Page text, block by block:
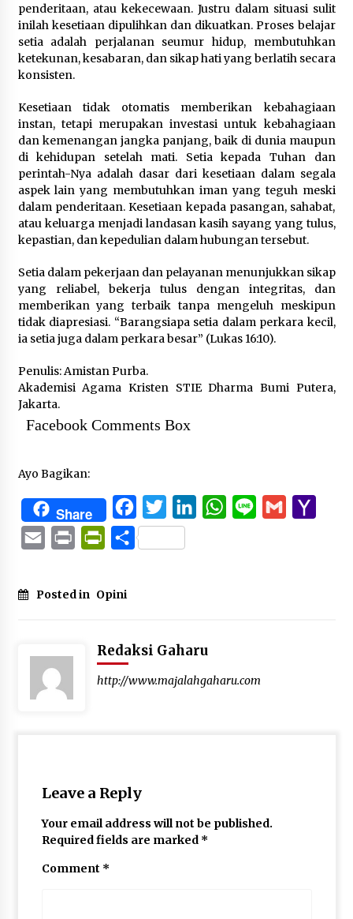
penderitaan, atau kekecewaan. Justru dalam situasi sulit
inilah kesetiaan dipulihkan dan dikuatkan. Proses belajar
setia adalah perjalanan seumur hidup, membutuhkan
ketekunan, kesabaran, dan sikap hati yang berlatih secara
konsisten.
Kesetiaan tidak otomatis memberikan kebahagiaan
instan, tetapi merupakan investasi untuk kebahagiaan
dan kemenangan jangka panjang, baik di dunia maupun
di kehidupan setelah mati. Setia kepada Tuhan dan
perintah-Nya adalah dasar dari kesetiaan dalam segala
aspek lain yang membutuhkan iman yang teguh meski
dalam penderitaan. Kesetiaan kepada pasangan, sahabat,
atau keluarga menjadi landasan kasih sayang yang tulus,
kepastian, dan kepedulian dalam hubungan tersebut.
Setia dalam pekerjaan dan pelayanan menunjukkan sikap
yang reliabel, bekerja tulus dengan integritas, dan
memberikan yang terbaik tanpa mengeluh meskipun
tidak diapresiasi. “Barangsiapa setia dalam perkara kecil,
ia setia juga dalam perkara besar” (Lukas 16:10).
Penulis: Amistan Purba.
Akademisi Agama Kristen STIE Dharma Bumi Putera,
Jakarta.
Facebook Comments Box
Ayo Bagikan:
Share FacebookTwitterLinkedInWhatsApp
Line Gmail
Email Print PrintFriendly
Share
Posted in Opini
Redaksi Gaharu
http://www.majalahgaharu.com
Leave a Reply
Your email address will not be published.
Required fields are marked *
Comment *